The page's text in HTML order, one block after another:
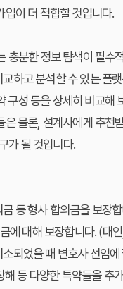
입이 더 적합할 것입니다.
충분한 정보 탐색이 필수
하고 분석할 수 있는 플
구성 등을 상세히 비교
물론, 설계사에게 추
가 될 것입니다.
등 형사 합의금을 보장
에 대해 보장합니다. (대
되었을 때 변호사 선임
등 다양한 특약들을 추